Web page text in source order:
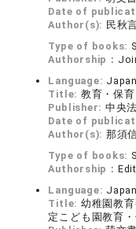
Date of
Author(s): 民秋
Type of books:
Authorship：
Language:
Title: 教育・保
Publisher: 中央
Date of
Author(s): 那須
Type of books:
Authorship： Edit
Language:
Title: 幼稚園教
定こども園教育